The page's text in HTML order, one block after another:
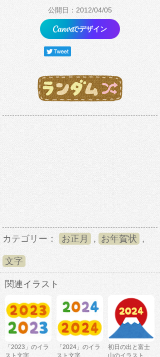
公開日：2012/04/05
でデザイン
カテゴリー： お正月 , お年賀状 ,
文字
関連イラスト
「2023」のイラ
スト文字
「2024」のイラ
スト文字
初日の出と富士
山のイラスト